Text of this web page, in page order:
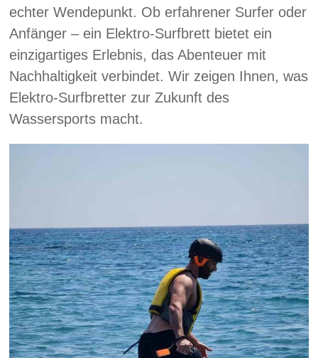
echter Wendepunkt. Ob erfahrener Surfer oder
Anfänger – ein Elektro-Surfbrett bietet ein
einzigartiges Erlebnis, das Abenteuer mit
Nachhaltigkeit verbindet. Wir zeigen Ihnen, was
Elektro-Surfbretter zur Zukunft des
Wassersports macht.